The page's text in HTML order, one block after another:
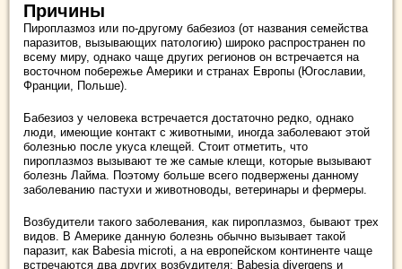
Причины
Пироплазмоз или по-другому бабезиоз (от названия семейства
паразитов, вызывающих патологию) широко распространен по
всему миру, однако чаще других регионов он встречается на
восточном побережье Америки и странах Европы (Югославии,
Франции, Польше).
Бабезиоз у человека встречается достаточно редко, однако
люди, имеющие контакт с животными, иногда заболевают этой
болезнью после укуса клещей. Стоит отметить, что
пироплазмоз вызывают те же самые клещи, которые вызывают
болезнь Лайма. Поэтому больше всего подвержены данному
заболеванию пастухи и животноводы, ветеринары и фермеры.
Возбудители такого заболевания, как пироплазмоз, бывают трех
видов. В Америке данную болезнь обычно вызывает такой
паразит, как Babesia microti, а на европейском континенте чаще
встречаются два других возбудителя: Babesia divergens и